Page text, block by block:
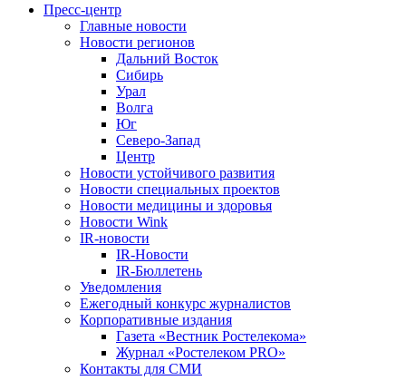
Пресс-центр
Главные новости
Новости регионов
Дальний Восток
Сибирь
Урал
Волга
Юг
Северо-Запад
Центр
Новости устойчивого развития
Новости специальных проектов
Новости медицины и здоровья
Новости Wink
IR-новости
IR-Новости
IR-Бюллетень
Уведомления
Ежегодный конкурс журналистов
Корпоративные издания
Газета «Вестник Ростелекома»
Журнал «Ростелеком PRO»
Контакты для СМИ